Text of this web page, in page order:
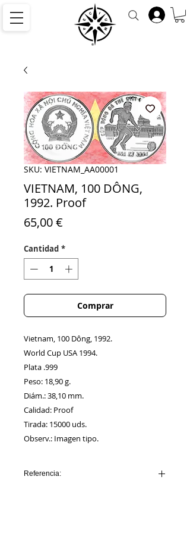
SKU: VIETNAM_AA00001
VIETNAM, 100 DÔNG,
1992. Proof
65,00 €
Cantidad *
Comprar
Vietnam, 100 Dông, 1992.
World Cup USA 1994.
Plata .999
Peso: 18,90 g.
Diám.: 38,10 mm.
Calidad: Proof
Tirada: 15000 uds.
Observ.: Imagen tipo.
Referencia: